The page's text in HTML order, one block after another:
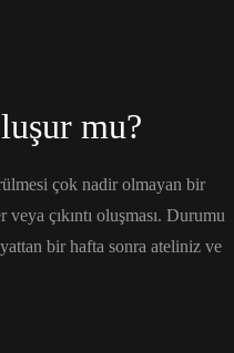
mu?
çok nadir olmayan bir
çıkıntı oluşması. Durumu
bir hafta sonra ateliniz ve